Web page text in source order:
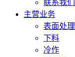
联系我们
主营业务
表面处理
下料
冷作